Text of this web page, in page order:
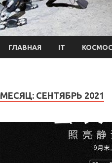
ГЛАВНАЯ IT КОСМОС
МЕСЯЦ: СЕНТЯБРЬ 2021